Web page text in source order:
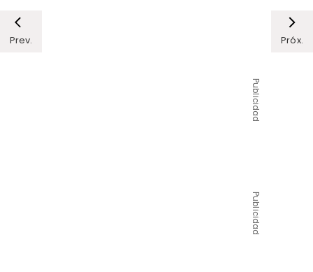
Prev. Próx.
Publicidad
Publicidad